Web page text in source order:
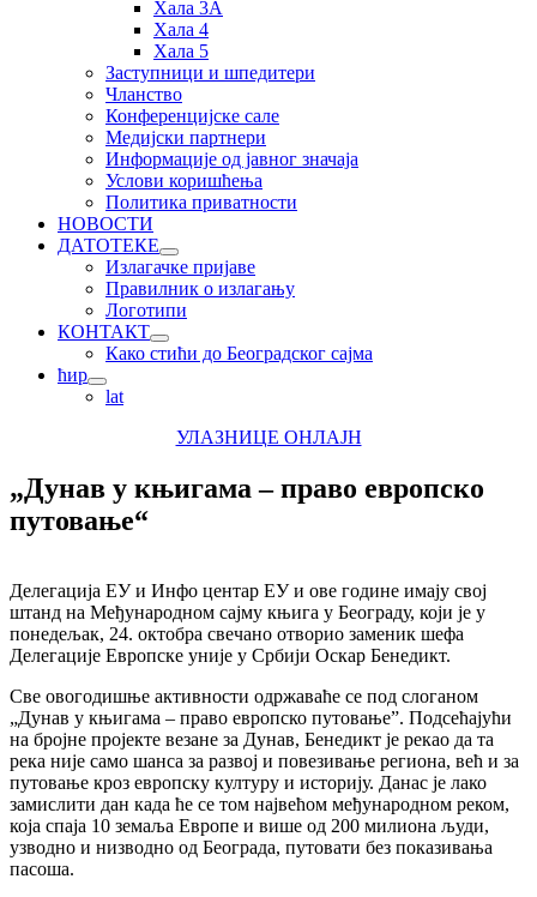
Хала 3А
Хала 4
Хала 5
Заступници и шпедитери
Чланство
Конференцијске сале
Медијски партнери
Информације од јавног значаја
Услови коришћења
Политика приватности
НОВОСТИ
ДАТОТЕКЕ
Излагачке пријаве
Правилник о излагању
Логотипи
КОНТАКТ
Како стићи до Београдског сајма
ћир
lat
УЛАЗНИЦЕ ОНЛАЈН
„Дунав у књигама – право европско
путовање“
Делегација ЕУ и Инфо центар ЕУ и ове године имају свој
штанд на Међународном сајму књига у Београду, који је у
понедељак, 24. октобра свечано отворио заменик шефа
Делегације Европске уније у Србији Оскар Бенедикт.
Све овогодишње активности одржаваће се под слоганом
„Дунав у књигама – право европско путовање”. Подсећајући
на бројне пројекте везане за Дунав, Бенедикт је рекао да та
река није само шанса за развој и повезивање региона, већ и за
путовање кроз европску културу и историју. Данас је лако
замислити дан када ће се том највећом међународном реком,
која спаја 10 земаља Европе и више од 200 милиона људи,
узводно и низводно од Београда, путовати без показивања
пасоша.